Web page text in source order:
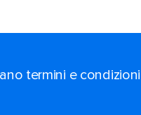
termini e